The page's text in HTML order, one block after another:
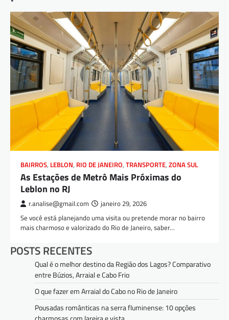
BAIRROS, LEBLON, RIO DE JANEIRO, TRANSPORTE, ZONA SUL
As Estações de Metrô Mais Próximas do
Leblon no RJ
r.analise@gmail.com janeiro 29, 2026
Se você está planejando uma visita ou pretende morar no bairro
mais charmoso e valorizado do Rio de Janeiro, saber…
POSTS RECENTES
Qual é o melhor destino da Região dos Lagos? Comparativo
entre Búzios, Arraial e Cabo Frio
O que fazer em Arraial do Cabo no Rio de Janeiro
Pousadas românticas na serra fluminense: 10 opções